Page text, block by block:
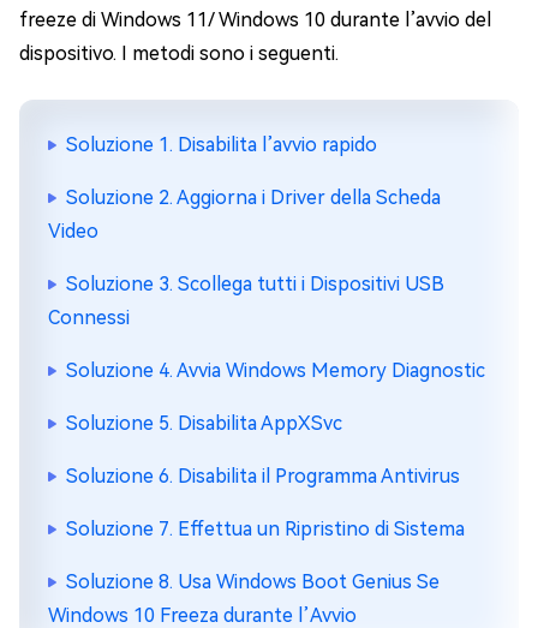
freeze di Windows 11/ Windows 10 durante l’avvio del
dispositivo. I metodi sono i seguenti.
Soluzione 1. Disabilita l’avvio rapido
Soluzione 2. Aggiorna i Driver della Scheda
Video
Soluzione 3. Scollega tutti i Dispositivi USB
Connessi
Soluzione 4. Avvia Windows Memory Diagnostic
Soluzione 5. Disabilita AppXSvc
Soluzione 6. Disabilita il Programma Antivirus
Soluzione 7. Effettua un Ripristino di Sistema
Soluzione 8. Usa Windows Boot Genius Se
Windows 10 Freeza durante l’Avvio